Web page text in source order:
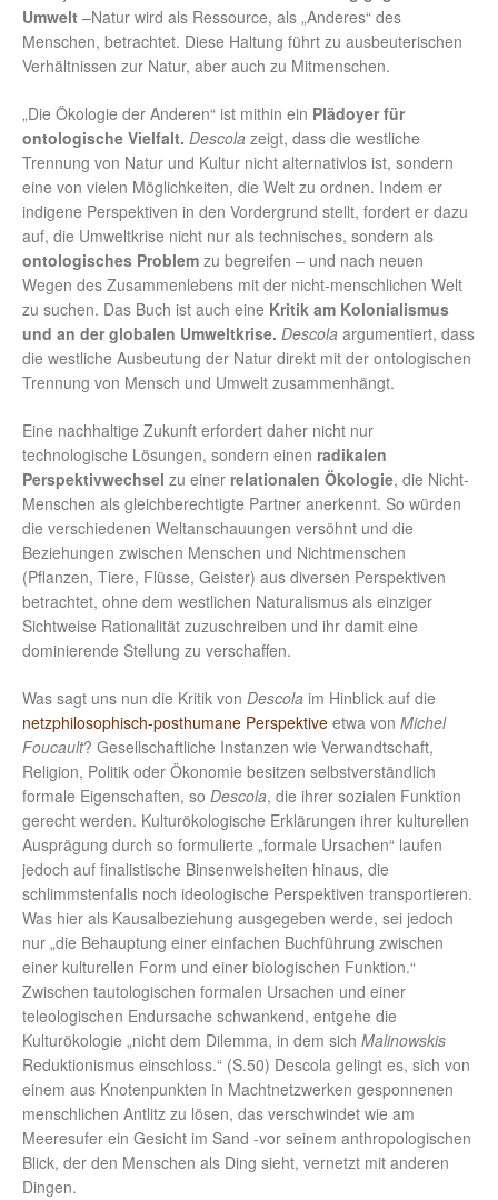
Umwelt –Natur wird als Ressource, als „Anderes“ des
Menschen, betrachtet. Diese Haltung führt zu ausbeuterischen
Verhältnissen zur Natur, aber auch zu Mitmenschen.
„Die Ökologie der Anderen“ ist mithin ein Plädoyer für
ontologische Vielfalt. Descola zeigt, dass die westliche
Trennung von Natur und Kultur nicht alternativlos ist, sondern
eine von vielen Möglichkeiten, die Welt zu ordnen. Indem er
indigene Perspektiven in den Vordergrund stellt, fordert er dazu
auf, die Umweltkrise nicht nur als technisches, sondern als
ontologisches Problem zu begreifen – und nach neuen
Wegen des Zusammenlebens mit der nicht-menschlichen Welt
zu suchen. Das Buch ist auch eine Kritik am Kolonialismus
und an der globalen Umweltkrise. Descola argumentiert, dass
die westliche Ausbeutung der Natur direkt mit der ontologischen
Trennung von Mensch und Umwelt zusammenhängt.
Eine nachhaltige Zukunft erfordert daher nicht nur
technologische Lösungen, sondern einen radikalen
Perspektivwechsel zu einer relationalen Ökologie, die Nicht-
Menschen als gleichberechtigte Partner anerkennt. So würden
die verschiedenen Weltanschauungen versöhnt und die
Beziehungen zwischen Menschen und Nichtmenschen
(Pflanzen, Tiere, Flüsse, Geister) aus diversen Perspektiven
betrachtet, ohne dem westlichen Naturalismus als einziger
Sichtweise Rationalität zuzuschreiben und ihr damit eine
dominierende Stellung zu verschaffen.
Was sagt uns nun die Kritik von Descola im Hinblick auf die
netzphilosophisch-posthumane Perspektive etwa von Michel
Foucault? Gesellschaftliche Instanzen wie Verwandtschaft,
Religion, Politik oder Ökonomie besitzen selbstverständlich
formale Eigenschaften, so Descola, die ihrer sozialen Funktion
gerecht werden. Kulturökologische Erklärungen ihrer kulturellen
Ausprägung durch so formulierte „formale Ursachen“ laufen
jedoch auf finalistische Binsenweisheiten hinaus, die
schlimmstenfalls noch ideologische Perspektiven transportieren.
Was hier als Kausalbeziehung ausgegeben werde, sei jedoch
nur „die Behauptung einer einfachen Buchführung zwischen
einer kulturellen Form und einer biologischen Funktion.“
Zwischen tautologischen formalen Ursachen und einer
teleologischen Endursache schwankend, entgehe die
Kulturökologie „nicht dem Dilemma, in dem sich Malinowskis
Reduktionismus einschloss.“ (S.50) Descola gelingt es, sich von
einem aus Knotenpunkten in Machtnetzwerken gesponnenen
menschlichen Antlitz zu lösen, das verschwindet wie am
Meeresufer ein Gesicht im Sand -vor seinem anthropologischen
Blick, der den Menschen als Ding sieht, vernetzt mit anderen
Dingen.